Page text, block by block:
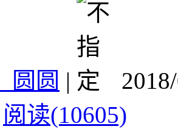
圆圆 |
阅读(10605)